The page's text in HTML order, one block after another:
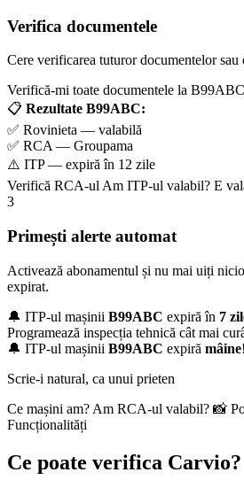
Verifica documentele
Cere verificarea tuturor documentelor sau
Verifică-mi toate documentele la B99ABC
📋 Rezultate B99ABC:
✅ Rovinieta — valabilă
✅ RCA — Groupama
⚠️ ITP — expiră în 12 zile
Verifică RCA-ulAm ITP-ul valabil? E
3
Primești alerte automat
Activează abonamentul și nu mai uiți
expirat.
🔔 ITP-ul mașinii B99ABC expiră în 7
Programează inspecția tehnică cât mai
🔔 ITP-ul mașinii B99ABC expiră mâine!
Scrie-i natural, ca unui prieten
Ce mașini am? Am RCA-ul valabil? 📸
Funcționalități
Ce poate verifica Carvio?